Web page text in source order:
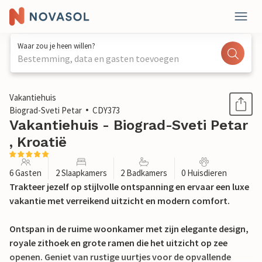
Waar zou je heen willen?
Bestemming, data en gasten toevoegen
1 / 35
Vakantiehuis
Biograd-Sveti Petar
CDY373
Vakantiehuis - Biograd-Sveti Petar
, Kroatië
6 Gasten 2 Slaapkamers 2 Badkamers 0 Huisdieren
Trakteer jezelf op stijlvolle ontspanning en ervaar een luxe
vakantie met verreikend uitzicht en modern comfort.
Ontspan in de ruime woonkamer met zijn elegante design,
royale zithoek en grote ramen die het uitzicht op zee
openen. Geniet van rustige uurtjes voor de opvallende